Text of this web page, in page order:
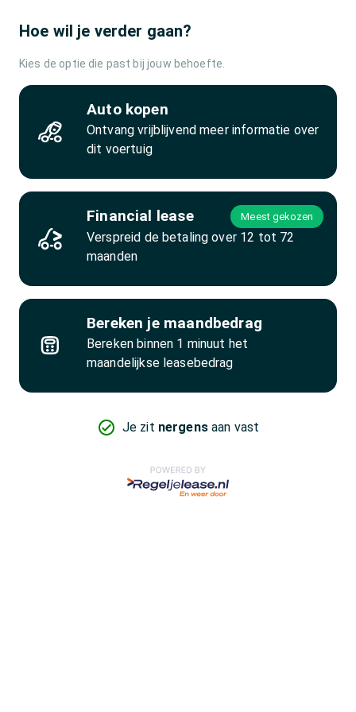
Hoe wil je verder gaan?
Kies de optie die past bij jouw behoefte.
Auto kopen
Ontvang vrijblijvend meer informatie over
dit voertuig
Financial lease Meest gekozen
Verspreid de betaling over 12 tot 72
maanden
Bereken je maandbedrag
Bereken binnen 1 minuut het
maandelijkse leasebedrag
Je zit nergensaan vast